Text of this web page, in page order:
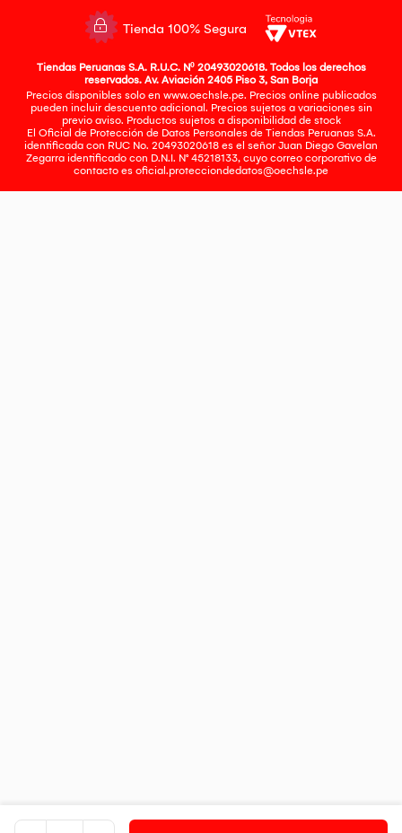
Tienda 100% Segura
Tiendas Peruanas S.A. R.U.C. Nº 20493020618. Todos los derechos
reservados. Av. Aviación 2405 Piso 3, San Borja
Precios disponibles solo en www.oechsle.pe. Precios online publicados
pueden incluir descuento adicional. Precios sujetos a variaciones sin
previo aviso. Productos sujetos a disponibilidad de stock
El Oficial de Protección de Datos Personales de Tiendas Peruanas S.A.
identificada con RUC No. 20493020618 es el señor Juan Diego Gavelan
Zegarra identificado con D.N.I. N° 45218133, cuyo correo corporativo de
contacto es oficial.protecciondedatos@oechsle.pe